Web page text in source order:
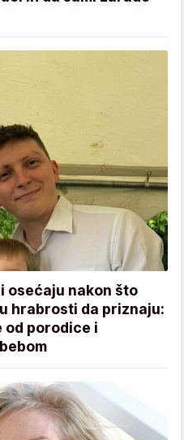
osećaju nakon što
hrabrosti da priznaju:
od porodice i